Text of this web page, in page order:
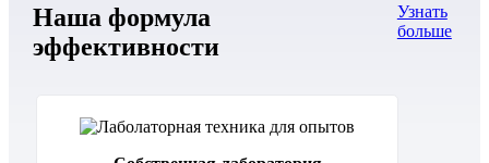
Наша формула
эффективности
Узнать
больше